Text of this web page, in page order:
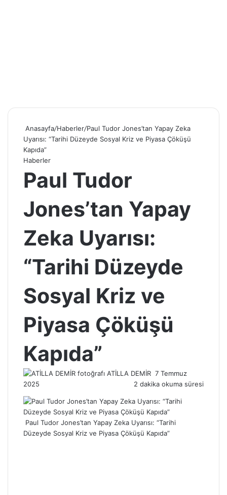
Anasayfa/Haberler/Paul Tudor Jones’tan Yapay Zeka
Uyarısı: “Tarihi Düzeyde Sosyal Kriz ve Piyasa Çöküşü
Kapıda”
Haberler
Paul Tudor
Jones’tan Yapay
Zeka Uyarısı:
“Tarihi Düzeyde
Sosyal Kriz ve
Piyasa Çöküşü
Kapıda”
ATİLLA DEMİR Bir
e-
göndermek
7 Temmuz
2025
2 dakika okuma süresi
Paul Tudor Jones’tan Yapay Zeka Uyarısı: “Tarihi
Düzeyde Sosyal Kriz ve Piyasa Çöküşü Kapıda”